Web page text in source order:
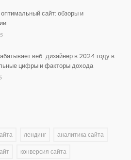
сайт: обзоры и
веб-дизайнер в 2024 году в
цифры и факторы дохода
лендинг аналитика сайта
конверсия сайта